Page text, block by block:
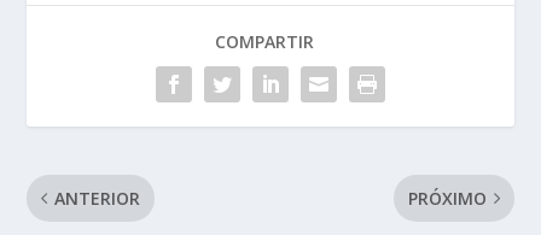
COMPARTIR
ANTERIOR PRÓXIMO